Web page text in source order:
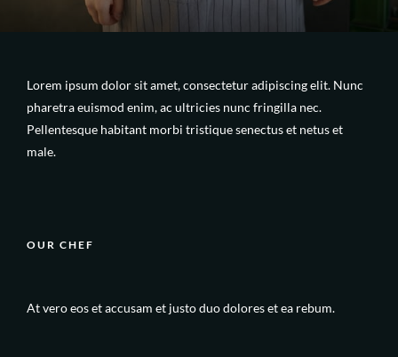
Lorem ipsum dolor sit amet, consectetur adipiscing elit. Nunc
pharetra euismod enim, ac ultricies nunc fringilla nec.
Pellentesque habitant morbi tristique senectus et netus et
male.
OUR CHEF
At vero eos et accusam et justo duo dolores et ea rebum.